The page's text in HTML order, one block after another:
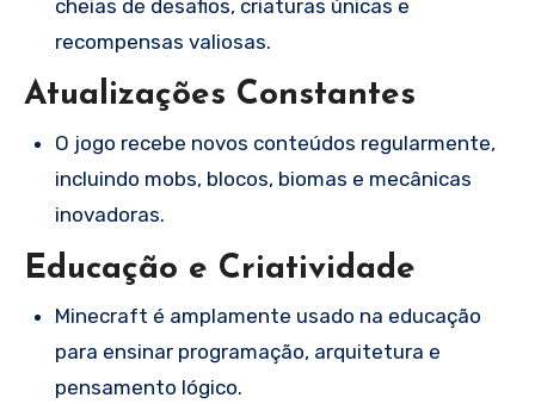
cheias de desafios, criaturas únicas e
recompensas valiosas.
Atualizações Constantes
O jogo recebe novos conteúdos regularmente,
incluindo mobs, blocos, biomas e mecânicas
inovadoras.
Educação e Criatividade
Minecraft é amplamente usado na educação
para ensinar programação, arquitetura e
pensamento lógico.